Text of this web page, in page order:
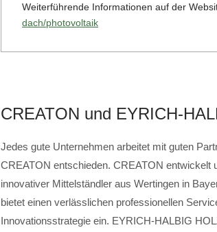
Weiterführende Informationen auf der
dach/photovoltaik
CREATON und EYRICH-
Jedes gute Unternehmen arbeitet mit guten
CREATON entschieden. CREATON entwickelt
innovativer Mittelständler aus Wertingen in
bietet einen verlässlichen professionellen
Innovationsstrategie ein. EYRICH-HALBIG